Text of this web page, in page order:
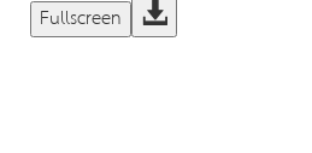
Fullscreen